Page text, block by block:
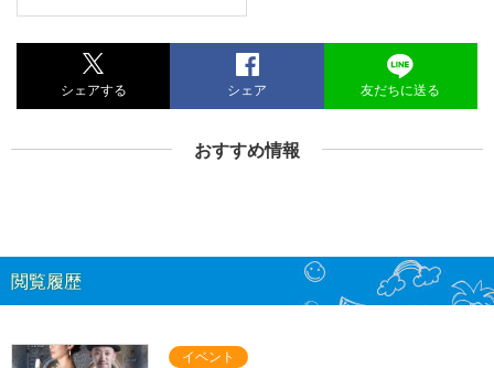
シェアする シェア 友だちに送る
おすすめ情報
閲覧履歴